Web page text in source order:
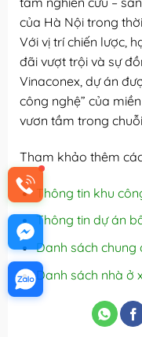
của Hà Nội trong
Với vị trí chiến lược,
đãi vượt trội và sự
Vinaconex, dự án
công nghệ” của
vươn tầm trong
Tham khảo thêm
Thông tin khu
Thông tin dự án
Danh sách chung
Danh sách nhà ở